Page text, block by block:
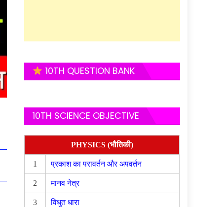
10TH QUESTION BANK
10TH SCIENCE OBJECTIVE
PHYSICS (भौतिकी)
1 प्रकाश का परावर्तन और अपवर्तन
2 मानव नेत्र
3 विधुत धारा